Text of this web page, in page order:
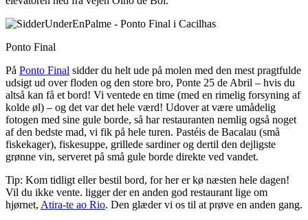
Ponto Final
På Ponto Final sidder du helt ude på molen med den mest pragtfulde
udsigt ud over floden og den store bro, Ponte 25 de Abril – hvis du
altså kan få et bord! Vi ventede en time (med en rimelig forsyning af
kolde øl) – og det var det hele værd! Udover at være umådelig
fotogen med sine gule borde, så har restauranten nemlig også noget
af den bedste mad, vi fik på hele turen. Pastéis de Bacalau (små
fiskekager), fiskesuppe, grillede sardiner og dertil den dejligste
grønne vin, serveret på små gule borde direkte ved vandet.
Tip: Kom tidligt eller bestil bord, for her er kø næsten hele dagen!
Vil du ikke vente. ligger der en anden god restaurant lige om
hjørnet, Atira-te ao Rio. Den glæder vi os til at prøve en anden gang.